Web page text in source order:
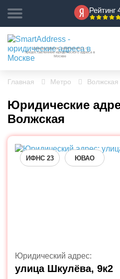
Рейтинг
Аренда офисов, рабочих мест, с
предоставлением юридического адреса в
Москве
Главная Метро Волжская
Юридические
Волжская
ИФНС 23 ЮВАО
Юридический адрес:
улица Шкулёва, 9к2